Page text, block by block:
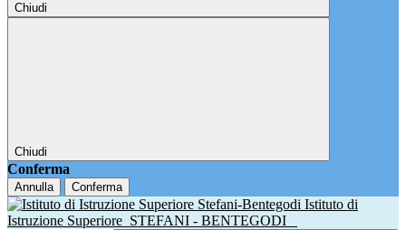
Chiudi
Chiudi
Conferma
Annulla Conferma
Istituto di
Istruzione Superiore STEFANI - BENTEGODI